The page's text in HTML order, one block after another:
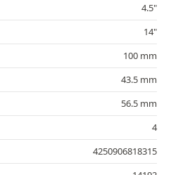
4.5"
14"
100 mm
43.5 mm
56.5 mm
4
4250906818315